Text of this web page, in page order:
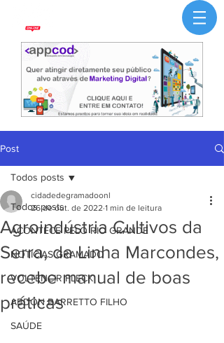
Post
Todos posts
ACONTECE PELO RIO GRANDE
NOTÍCIAS GRAMADO
VOLTENCIR FLECK
ABDON BARRETTO FILHO
SAÚDE
Todos posts
Agroindústria Cultivos da
Serra, da Linha Marcondes,
recebe manual de boas
práticas
cidadedegramadoonl
26 de out. de 2022 1 min de leitura